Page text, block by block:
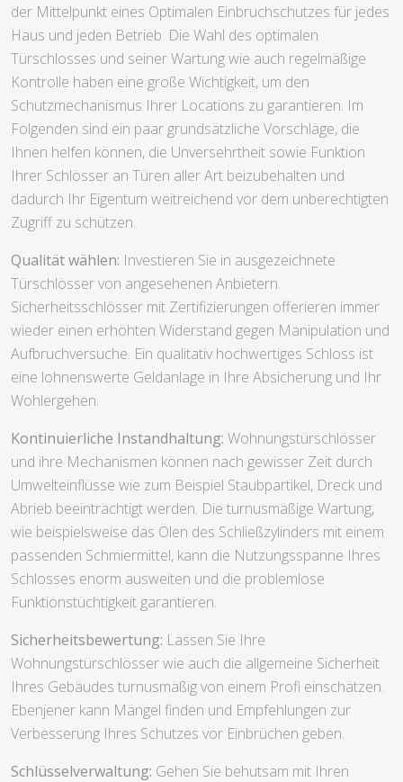
der Mittelpunkt eines Optimalen Einbruchschutzes für jedes
Haus und jeden Betrieb. Die Wahl des optimalen
Türschlosses und seiner Wartung wie auch regelmäßige
Kontrolle haben eine große Wichtigkeit, um den
Schutzmechanismus Ihrer Locations zu garantieren. Im
Folgenden sind ein paar grundsätzliche Vorschläge, die
Ihnen helfen können, die Unversehrtheit sowie Funktion
Ihrer Schlösser an Türen aller Art beizubehalten und
dadurch Ihr Eigentum weitreichend vor dem unberechtigten
Zugriff zu schützen.
Qualität wählen: Investieren Sie in ausgezeichnete
Türschlösser von angesehenen Anbietern.
Sicherheitsschlösser mit Zertifizierungen offerieren immer
wieder einen erhöhten Widerstand gegen Manipulation und
Aufbruchversuche. Ein qualitativ hochwertiges Schloss ist
eine lohnenswerte Geldanlage in Ihre Absicherung und Ihr
Wohlergehen.
Kontinuierliche Instandhaltung: Wohnungstürschlösser
und ihre Mechanismen können nach gewisser Zeit durch
Umwelteinflüsse wie zum Beispiel Staubpartikel, Dreck und
Abrieb beeinträchtigt werden. Die turnusmäßige Wartung,
wie beispielsweise das Ölen des Schließzylinders mit einem
passenden Schmiermittel, kann die Nutzungsspanne Ihres
Schlosses enorm ausweiten und die problemlose
Funktionstüchtigkeit garantieren.
Sicherheitsbewertung: Lassen Sie Ihre
Wohnungstürschlösser wie auch die allgemeine Sicherheit
Ihres Gebäudes turnusmäßig von einem Profi einschätzen.
Ebenjener kann Mängel finden und Empfehlungen zur
Verbesserung Ihres Schutzes vor Einbrüchen geben.
Schlüsselverwaltung: Gehen Sie behutsam mit Ihren